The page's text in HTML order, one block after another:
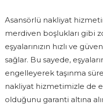
Asansörlü nakliyat
merdiven boşlukları gibi
eşyalarınızın hızlı ve
sağlar. Bu sayede,
engelleyerek taşınma
nakliyat hizmetimizle de
olduğunu garanti altına